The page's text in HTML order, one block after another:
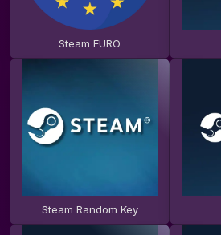
Steam EURO
Steam Random Key